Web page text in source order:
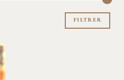
FILTRER